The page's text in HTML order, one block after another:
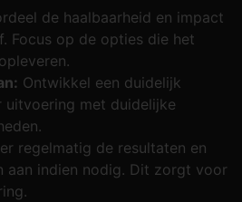
de haalbaarheid en impact
Focus op de opties die het
Ontwikkel een duidelijk
uitvoering met duidelijke
regelmatig de resultaten en
aan indien nodig. Dit zorgt voor